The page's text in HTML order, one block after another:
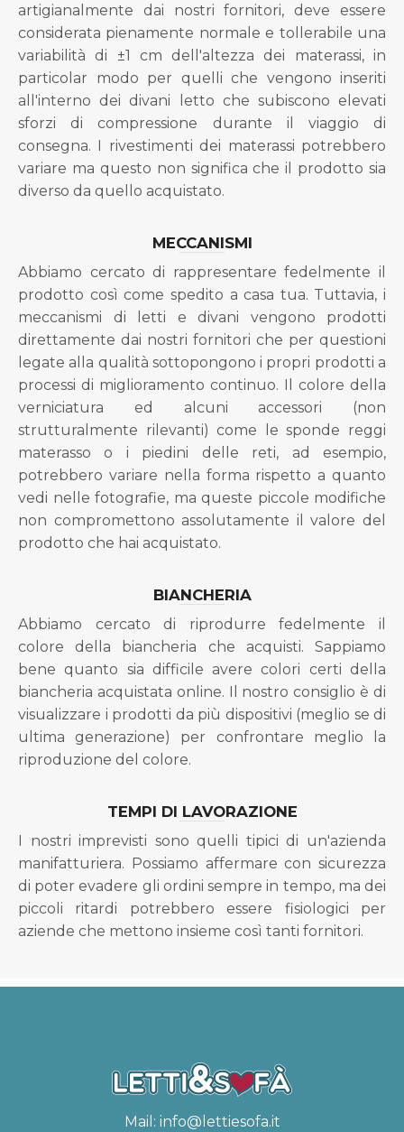
artigianalmente dai nostri fornitori, deve essere
considerata pienamente normale e tollerabile una
variabilità di ±1 cm dell'altezza dei materassi, in
particolar modo per quelli che vengono inseriti
all'interno dei divani letto che subiscono elevati
sforzi di compressione durante il viaggio di
consegna. I rivestimenti dei materassi potrebbero
variare ma questo non significa che il prodotto sia
diverso da quello acquistato.
MECCANISMI
Abbiamo cercato di rappresentare fedelmente il
prodotto così come spedito a casa tua. Tuttavia, i
meccanismi di letti e divani vengono prodotti
direttamente dai nostri fornitori che per questioni
legate alla qualità sottopongono i propri prodotti a
processi di miglioramento continuo. Il colore della
verniciatura ed alcuni accessori (non
strutturalmente rilevanti) come le sponde reggi
materasso o i piedini delle reti, ad esempio,
potrebbero variare nella forma rispetto a quanto
vedi nelle fotografie, ma queste piccole modifiche
non compromettono assolutamente il valore del
prodotto che hai acquistato.
BIANCHERIA
Abbiamo cercato di riprodurre fedelmente il
colore della biancheria che acquisti. Sappiamo
bene quanto sia difficile avere colori certi della
biancheria acquistata online. Il nostro consiglio è di
visualizzare i prodotti da più dispositivi (meglio se di
ultima generazione) per confrontare meglio la
riproduzione del colore.
TEMPI DI LAVORAZIONE
I nostri imprevisti sono quelli tipici di un'azienda
manifatturiera. Possiamo affermare con sicurezza
di poter evadere gli ordini sempre in tempo, ma dei
piccoli ritardi potrebbero essere fisiologici per
aziende che mettono insieme così tanti fornitori.
Mail: info@lettiesofa.it